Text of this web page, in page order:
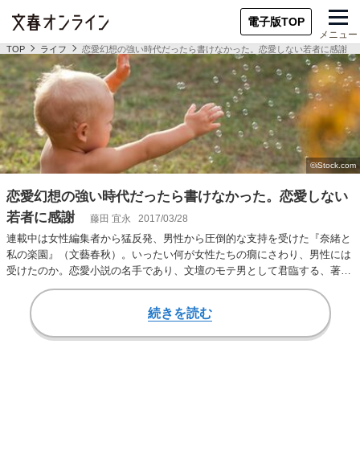
電子版TOP
メニュー
TOP ライフ 恋愛幻想の強い時代だったら書けなかった。恋愛しない若者に感謝
恋愛幻想の強い時代だったら書けなかった。恋愛しない
若者に感謝
藤田 宜永 2017/03/28
連載中は女性編集者から猛反発、男性から圧倒的な支持を受けた『奈緒と
私の楽園』（文藝春秋）。いったい何が女性たちの癇にさわり、男性には
受けたのか。恋愛小説の名手であり、文壇のモテ男として君臨する、著者
の藤田宜永さんに…
続きを読む